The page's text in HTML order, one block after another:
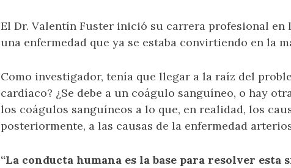
El Dr. Valentín Fuster inició su carrera profesional
una enfermedad que ya se estaba convirtiendo en la
Como investigador, tenía que llegar a la raíz del
cardíaco? ¿Se debe a un coágulo sanguíneo, o hay
los coágulos sanguíneos a lo que, en realidad, los
posteriormente, a las causas de la enfermedad
“La conducta humana es la base para resolver esta